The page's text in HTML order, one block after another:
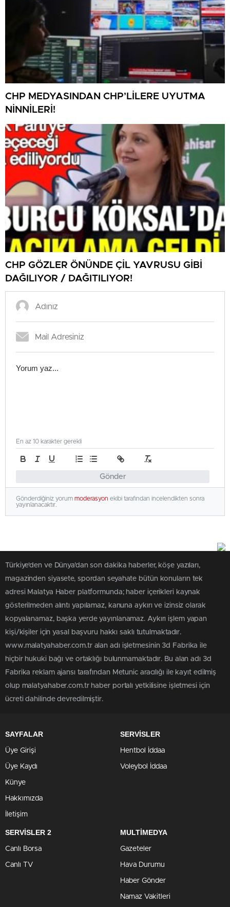
CHP MEDYASINDAN CHP’LİLERE UYUTMA
NİNNİLERİ!
CHP GÖZLER ÖNÜNDE ÇİL YAVRUSU GİBİ
DAĞILIYOR / DAĞITILIYOR!
Gönder
En az 10 karakter gerekli
Gönderdiğiniz yorum moderasyon ekibi tarafından incelendikten sonra
yayınlanacaktır.
Türkiye'den ve Dünya’dan son dakika haberler, köşe yazıları,
magazinden siyasete, spordan seyahate bütün konuların tek
adresi Malatya Haber platformunda; haber içerikleri kaynak
gösterilmeden alıntı yapılamaz, kanuna aykırı ve izinsiz olarak
kopyalanamaz, başka yerde yayınlanamaz. Aykırı işlem yapan
kişi/kişiler için yasal başvuru hakkı saklı tutulmaktadır.
www.malatyahaber.com.tr alan adı işletmesinin 3d Fabrika ile
hiçbir hukuki bağı ve ortaklığı bulunmamaktadır. Bu alan adı 3d
Fabrika reklam ajansı tarafından Metunic aracılığı ile kayıt edilmiş
olup malatyahaber.com.tr haber portalı yetkilisine işletmesi için
ücreti dahilinde devredilmiştir.
SAYFALAR
Üye Girişi
Üye Kaydı
Künye
Hakkımızda
İletişim
SERVİSLER
Hentbol İddaa
Voleybol İddaa
SERVİSLER 2
Canlı Borsa
Canlı TV
MULTİMEDYA
Gazeteler
Hava Durumu
Haber Gönder
Namaz Vakitleri